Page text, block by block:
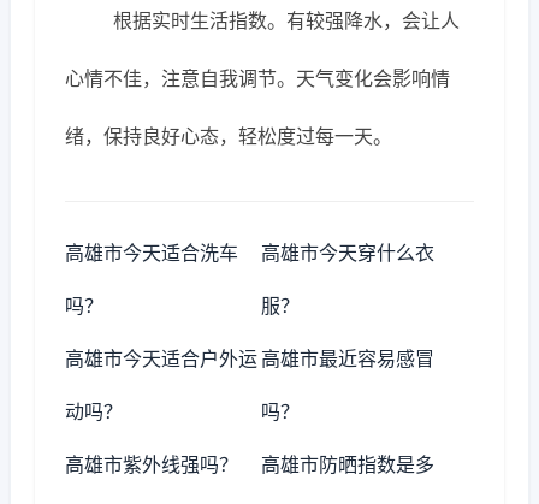
根据实时生活指数。有较强降水，会让人
心情不佳，注意自我调节。天气变化会影响情
绪，保持良好心态，轻松度过每一天。
高雄市今天适合洗车
吗？
高雄市今天穿什么衣
服？
高雄市今天适合户外运
动吗？
高雄市最近容易感冒
吗？
高雄市紫外线强吗？ 高雄市防晒指数是多